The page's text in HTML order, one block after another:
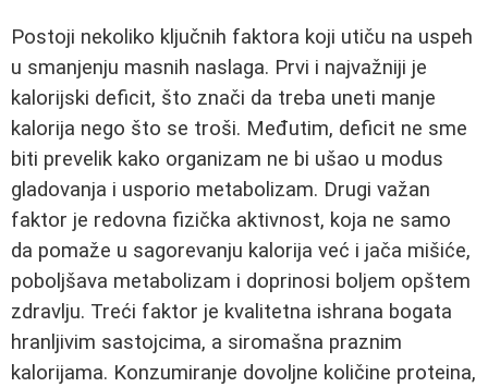
Postoji nekoliko ključnih faktora koji utiču na uspeh
u smanjenju masnih naslaga. Prvi i najvažniji je
kalorijski deficit, što znači da treba uneti manje
kalorija nego što se troši. Međutim, deficit ne sme
biti prevelik kako organizam ne bi ušao u modus
gladovanja i usporio metabolizam. Drugi važan
faktor je redovna fizička aktivnost, koja ne samo
da pomaže u sagorevanju kalorija već i jača mišiće,
poboljšava metabolizam i doprinosi boljem opštem
zdravlju. Treći faktor je kvalitetna ishrana bogata
hranljivim sastojcima, a siromašna praznim
kalorijama. Konzumiranje dovoljne količine proteina,